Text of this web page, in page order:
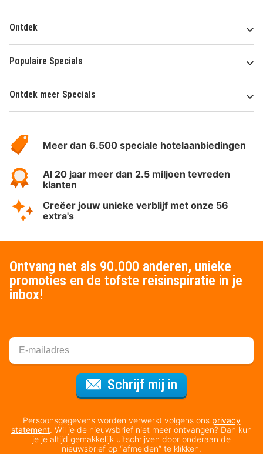
Ontdek
Populaire Specials
Ontdek meer Specials
HotelSpecials
Meer dan 6.500 speciale hotelaanbiedingen
Al 20 jaar meer dan 2.5 miljoen tevreden
klanten
Creëer jouw unieke verblijf met onze 56
extra's
Ontvang net als 90.000 anderen, unieke
promoties en de tofste reisinspiratie in je
inbox!
Schrijf mij in
Persoonsgegevens worden verwerkt volgens ons privacy
statement. Wil je de nieuwsbrief niet meer ontvangen? Dan kun
je je altijd gemakkelijk uitschrijven door onderaan de
nieuwsbrief op “afmelden” te klikken.